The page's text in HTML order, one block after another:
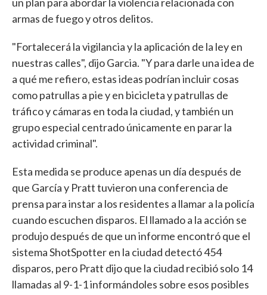
armas de fuego y otros delitos.
"Fortalecerá la vigilancia y la aplicación de la ley en
nuestras calles", dijo Garcia. "Y para darle una idea de
a qué me refiero, estas ideas podrían incluir cosas
como patrullas a pie y en bicicleta y patrullas de
tráfico y cámaras en toda la ciudad, y también un
grupo especial centrado únicamente en parar la
actividad criminal".
Esta medida se produce apenas un día después de
que García y Pratt tuvieron una conferencia de
prensa para instar a los residentes a llamar a la policía
cuando escuchen disparos. El llamado a la acción se
produjo después de que un informe encontró que el
sistema ShotSpotter en la ciudad detectó 454
disparos, pero Pratt dijo que la ciudad recibió solo 14
llamadas al 9-1-1 informándoles sobre esos posibles